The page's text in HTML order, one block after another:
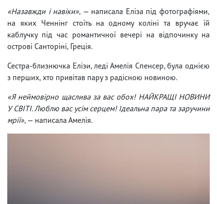
«Назавжди і навіки», — написала Еліза під фотографіями,
на яких Ченнінг стоїть на одному коліні та вручає їй
каблучку під час романтичної вечері на відпочинку на
острові Санторіні, Греція.
Сестра-близнючка Елізи, леді Амелія Спенсер, була однією
з перших, хто привітав пару з радісною новиною.
«Я неймовірно щаслива за вас обох! НАЙКРАЩІ НОВИНИ
У СВІТІ. Люблю вас усім серцем! Ідеальна пара та заручини
мрії», — написала Амелія.